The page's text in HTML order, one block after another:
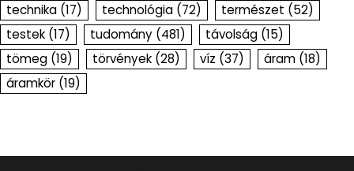
technika (17) technológia (72) természet (52)
testek (17) tudomány (481) távolság (15)
tömeg (19) törvények (28) víz (37) áram (18)
áramkör (19)